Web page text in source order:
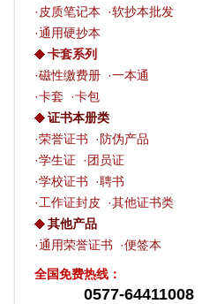
· 皮质笔记本 ·软抄本批发
·通用硬抄本
卡套系列
·磁性缴费册 ·一本通
·卡套 ·卡包
证书本册类
·荣誉证书 ·防伪产品
·学生证 ·团员证
·学校证书 ·聘书
·工作证封皮 ·其他证书类
其他产品
·通用荣誉证书 ·便签本
全国免费热线：
0577-64411008